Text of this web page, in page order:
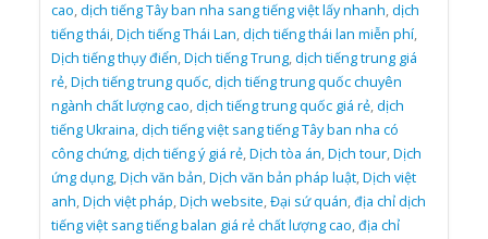
cao,dịch tiếng Tây ban nha sang tiếng việt lấy nhanh,dịch
tiếng thái,Dịch tiếng Thái Lan,dịch tiếng thái lan miễn phí,
Dịch tiếng thụy điển,Dịch tiếng Trung,dịch tiếng trung giá
rẻ,Dịch tiếng trung quốc,dịch tiếng trung quốc chuyên
ngành chất lượng cao,dịch tiếng trung quốc giá rẻ,dịch
tiếng Ukraina,dịch tiếng việt sang tiếng Tây ban nha có
công chứng,dịch tiếng ý giá rẻ,Dịch tòa án,Dịch tour,Dịch
ứng dụng,Dịch văn bản,Dịch văn bản pháp luật,Dịch việt
anh,Dịch việt pháp,Dịch website,Đại sứ quán,địa chỉ dịch
tiếng việt sang tiếng balan giá rẻ chất lượng cao,địa chỉ